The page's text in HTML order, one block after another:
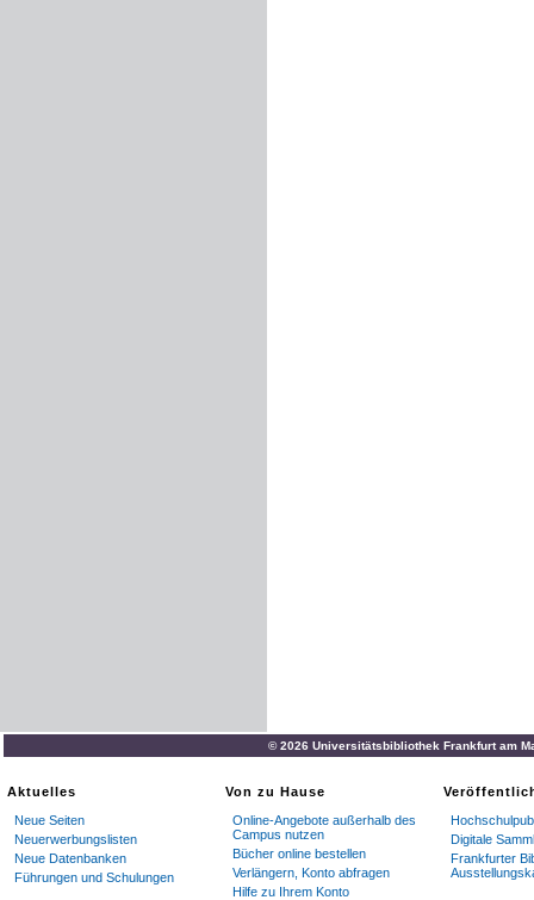
© 2026 Universitätsbibliothek Frankfurt am
Aktuelles
Neue Seiten
Neuerwerbungslisten
Neue Datenbanken
Führungen und Schulungen
Von zu Hause
Online-Angebote außerhalb des
Campus nutzen
Bücher online bestellen
Verlängern, Konto abfragen
Hilfe zu Ihrem Konto
Digitale
Frankfurter